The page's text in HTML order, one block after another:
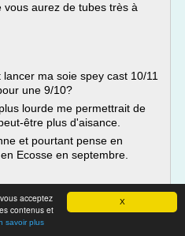
X
acceptez
contenus et
savoir plus
aurez de tubes très à
ma soie spey cast 10/11
une 9/10?
lourde me permettrait de
être plus d'aisance.
et pourtant pense en
Ecosse en septembre.